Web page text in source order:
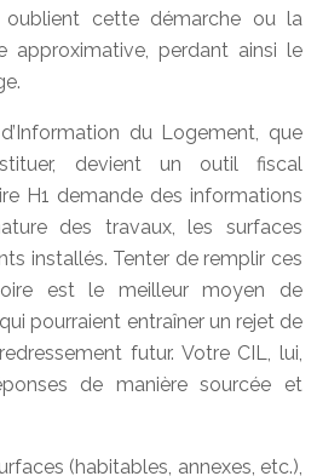
cette démarche ou la
approximative, perdant ainsi le
du Logement, que
devient un outil fiscal
H1 demande des informations
des travaux, les surfaces
installés. Tenter de remplir ces
est le meilleur moyen de
pourraient entraîner un rejet de
futur. Votre CIL, lui,
de manière sourcée et
(habitables, annexes, etc.),